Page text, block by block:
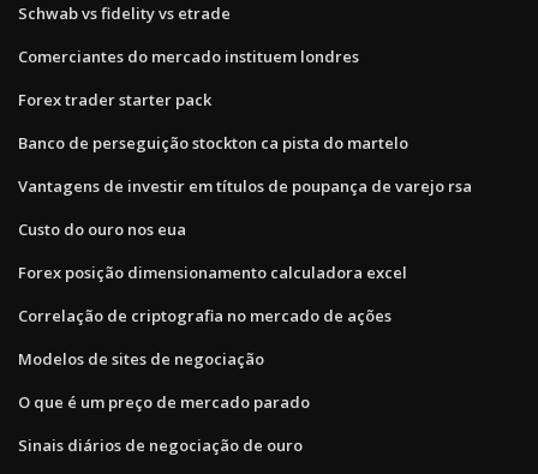
Schwab vs fidelity vs etrade
Comerciantes do mercado instituem londres
Forex trader starter pack
Banco de perseguição stockton ca pista do martelo
Vantagens de investir em títulos de poupança de varejo rsa
Custo do ouro nos eua
Forex posição dimensionamento calculadora excel
Correlação de criptografia no mercado de ações
Modelos de sites de negociação
O que é um preço de mercado parado
Sinais diários de negociação de ouro